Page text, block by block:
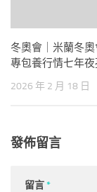
冬奧會｜米蘭冬
專包養行情七年
2026 年 2 月 18 日
發佈留言
留言*